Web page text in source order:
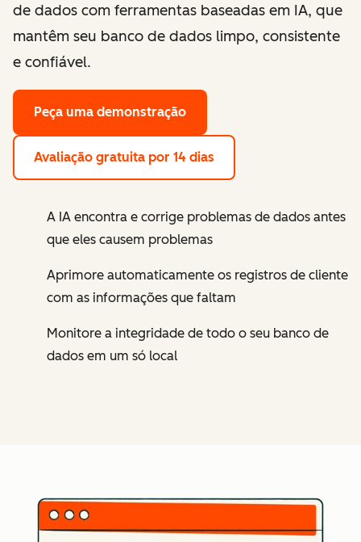
de dados com ferramentas baseadas em IA, que
mantêm seu banco de dados limpo, consistente
e confiável.
Peça uma demonstração
Avaliação gratuita por 14 dias
A IA encontra e corrige problemas de dados antes
que eles causem problemas
Aprimore automaticamente os registros de cliente
com as informações que faltam
Monitore a integridade de todo o seu banco de
dados em um só local